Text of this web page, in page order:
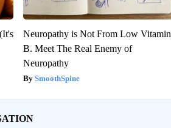
Neuropathy is Not From Low Vitamin
B. Meet The Real Enemy of
Neuropathy
SmoothSpine